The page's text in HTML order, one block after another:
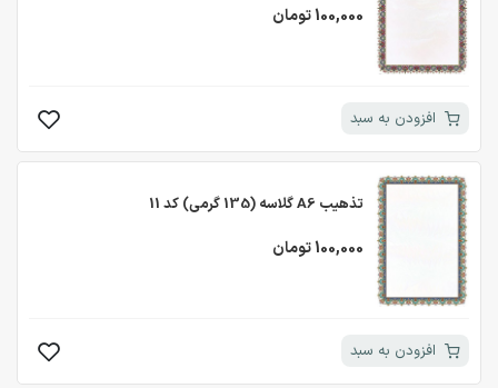
100,000 تومان
افزودن به سبد
تذهیب A6 گلاسه (135 گرمی) کد 11
100,000 تومان
افزودن به سبد